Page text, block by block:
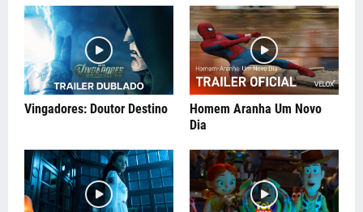
Vingadores: Doutor Destino
Homem Aranha Um Novo
Dia